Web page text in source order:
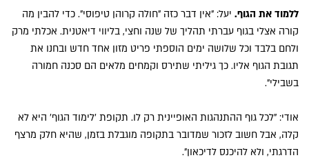
ללמוד את הגוף. יעל: "אין דבר כזה "חולה קרוהן טיפוסי". כדי להבין מה
קורה אצלי בגוף עברתי תהליך של שנה וחצי, בליווי דיאטנית. אכלתי מרק
ולחם בלבד וכל שלושה ימים הוספתי פריט מזון אחד חדש ובחנו את
תגובת הגוף אליו. כך גיליתי שתירס וקמחים מלאים הם סכנה חמורה
בשבילי".
אודי: "לכל גוף ההתנהגות האופיינית רק לו. תקופת 'לימוד הגוף' היא לא
קלה, אבל חשוב לזכור שמדובר בתקופה מוגבלת בזמן, שהיא חלק מרצף
הדרגתי, ולא להיכנס לדיכאון".